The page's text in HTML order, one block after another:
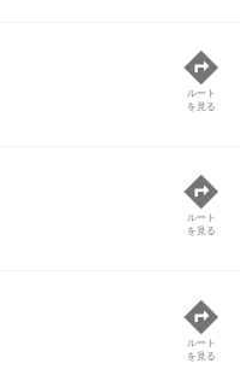
ルート
を見る
ルート
を見る
ルート
を見る